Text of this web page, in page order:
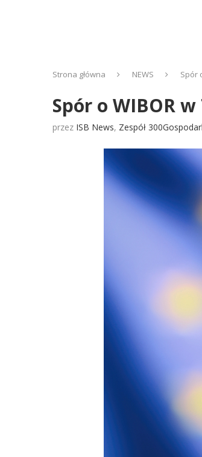
Strona główna NEWS Spór
Spór o WIBOR
przez ISB News, Zespół